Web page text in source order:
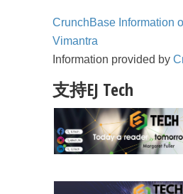
CrunchBase Information
Vimantra
Information provided by
支持EJ Tech